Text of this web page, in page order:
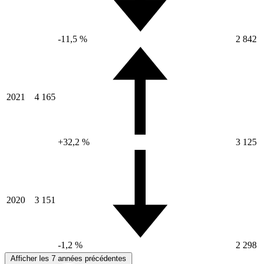
-11,5 % 2 842
2021 4 165
+32,2 % 3 125
2020 3 151
-1,2 % 2 298
Afficher les 7 années précédentes